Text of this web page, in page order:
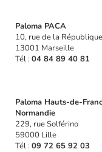
Paloma PACA
10, rue de la République
13001 Marseille
Tél : 04 84 89 40 81
Paloma Hauts-de-
Normandie
229, rue Solférino
59000 Lille
Tél : 09 72 65 92 03